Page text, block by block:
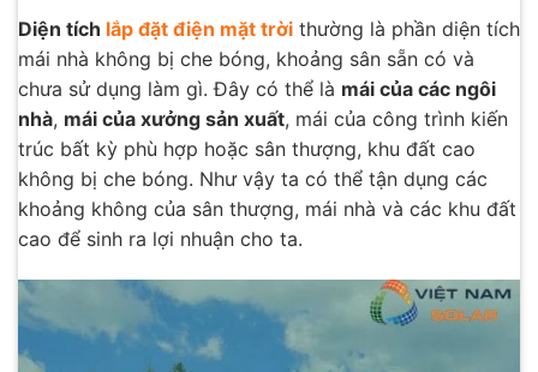
Diện tích lắp đặt điện mặt trời thường là phần diện tích
mái nhà không bị che bóng, khoảng sân sẵn có và
chưa sử dụng làm gì. Đây có thể là mái của các ngôi
nhà, mái của xưởng sản xuất, mái của công trình kiến
trúc bất kỳ phù hợp hoặc sân thượng, khu đất cao
không bị che bóng. Như vậy ta có thể tận dụng các
khoảng không của sân thượng, mái nhà và các khu đất
cao để sinh ra lợi nhuận cho ta.